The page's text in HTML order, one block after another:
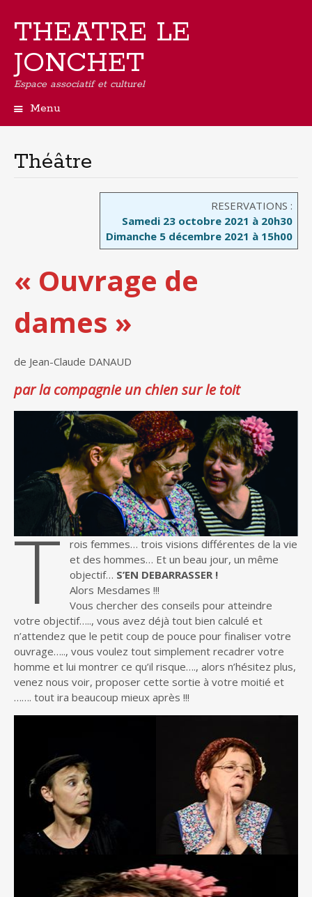
THEATRE LE
JONCHET
Espace associatif et culturel
Menu
contenu
principal
Théâtre
RESERVATIONS :
Samedi 23 octobre 2021 à 20h30
Dimanche 5 décembre 2021 à 15h00
« Ouvrage de
dames »
de Jean-Claude DANAUD
par la compagnie un chien sur le toit
T
rois femmes… trois visions différentes de la vie
et des hommes… Et un beau jour, un même
objectif… S’EN DEBARRASSER !
Alors Mesdames !!!
Vous chercher des conseils pour atteindre
votre objectif….., vous avez déjà tout bien calculé et
n’attendez que le petit coup de pouce pour finaliser votre
ouvrage….., vous voulez tout simplement recadrer votre
homme et lui montrer ce qu’il risque…., alors n’hésitez plus,
venez nous voir, proposer cette sortie à votre moitié et
……. tout ira beaucoup mieux après !!!